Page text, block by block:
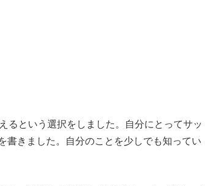
るという選択をしました。自分にとってサッ
書きました。自分のことを少しでも知ってい